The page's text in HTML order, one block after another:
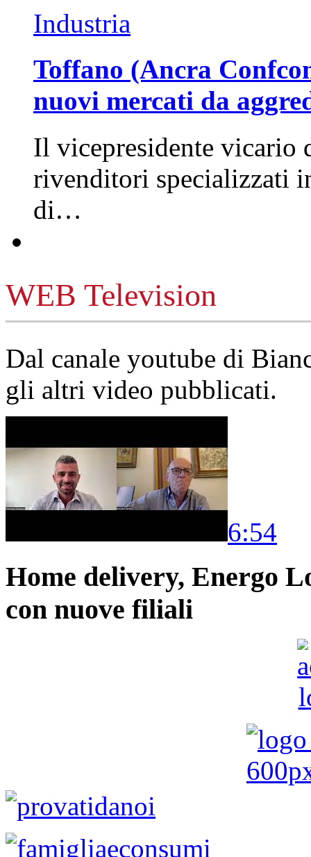
Industria
Toffano (Ancra
nuovi mercati da
Il vicepresidente vicario
rivenditori specializzati
di…
WEB Television
Dal canale youtube di
gli altri video pubblicati.
6:54
Home delivery, Energo
con nuove filiali